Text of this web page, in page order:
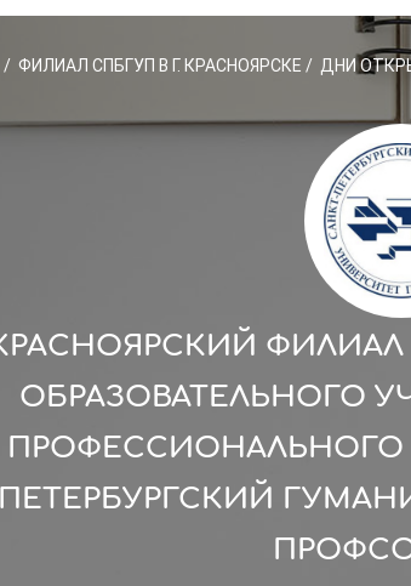
/ ФИЛИАЛ СПБГУП В Г. КРАСНОЯРСКЕ / ДНИ
ОБРАЗОВАТЕЛЬНОГО
ПРОФЕССИОНАЛЬНОГО
ПЕТЕРБУРГСКИЙ